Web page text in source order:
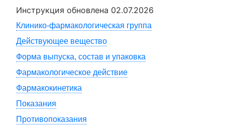
Инструкция обновлена 02.07.2026
Клинико-фармакологическая группа
Действующее вещество
Форма выпуска, состав и упаковка
Фармакологическое действие
Фармакокинетика
Показания
Противопоказания